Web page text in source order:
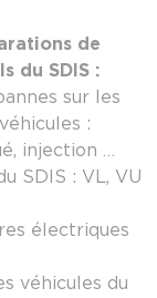
de
du SDIS :
sur les
:
injection …
SDIS : VL, VU
électriques
véhicules du